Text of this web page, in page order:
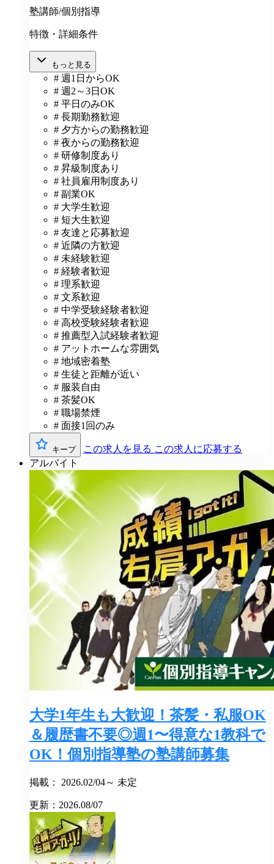
塾講師/個別指導
特徴・詳細条件
もっと見る
# 週1日からOK
# 週2～3日OK
# 平日のみOK
# 長期勤務歓迎
# 夕方からの勤務歓迎
# 夜からの勤務歓迎
# 研修制度あり
# 昇級制度あり
# 社員雇用制度あり
# 副業OK
# 大学生歓迎
# 短大生歓迎
# 友達と応募歓迎
# 近隣の方歓迎
# 未経験歓迎
# 経験者歓迎
# 理系歓迎
# 文系歓迎
# 中学受験経験者歓迎
# 高校受験経験者歓迎
# 推薦型入試経験者歓迎
# アットホームな雰囲気
# 地域密着塾
# 生徒と距離が近い
# 服装自由
# 茶髪OK
# 職場禁煙
# 面接1回のみ
キープ この求人を見る この求人に応募する
アルバイト
大学1年生も大歓迎！茶髪・私服OK
＆履歴書不要◎週1〜得意な1教科で
OK！個別指導塾の塾講師募集
掲載： 2026.02/04～ 未定
更新：2026.08/07